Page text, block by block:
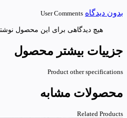
بدون دیدگاه User Comments
هیچ دیدگاهی برای این محصول
جزییات بیشتر محصول
Product other specifications
محصولات مشابه
Related Products